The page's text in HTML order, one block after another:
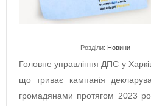
Розділи: Новини
Головне управління ДПС у
що триває кампанія
громадянами протягом 2023